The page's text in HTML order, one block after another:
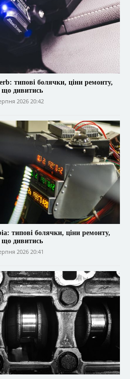
типові болячки, ціни ремонту,
що дивитись
2026 20:42
типові болячки, ціни ремонту,
що дивитись
2026 20:41